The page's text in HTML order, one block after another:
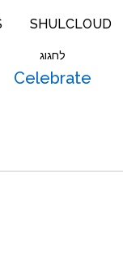
SHULCLOUD
לחגוג
Celebrate